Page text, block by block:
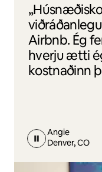
Airbnb. Ég
hverju ætti
kostnaðinn
Angie
Denver, CO